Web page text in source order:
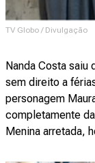
TV Globo / Divulgação
Nanda Costa saiu
sem direito a
personagem
completamente
Menina arretada,